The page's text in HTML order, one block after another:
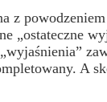
z
„ostateczne
A